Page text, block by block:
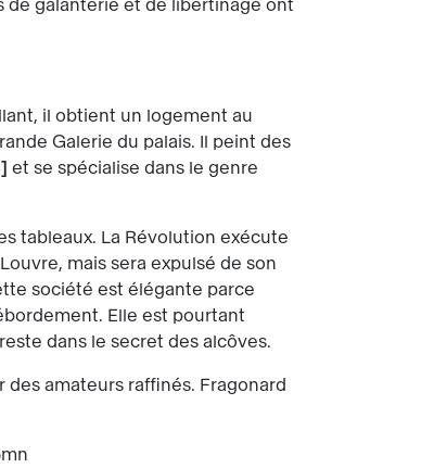
de galanterie et de libertinage ont
il obtient un logement au
Galerie du palais. Il peint des
et se spécialise dans le genre
tableaux. La Révolution exécute
mais sera expulsé de son
société est élégante parce
Elle est pourtant
dans le secret des alcôves.
amateurs raffinés. Fragonard